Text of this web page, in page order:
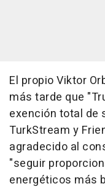
El propio Viktor
más tarde que
exención total de
TurkStream y
agradecido al
"seguir
energéticos más